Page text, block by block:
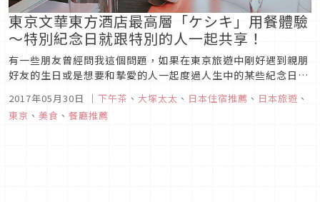
東京文華東方酒店最高層「ケシキ」用餐體驗
～特別紀念日就跟特別的人一起共享！
有一些朋友曾經問我這個問題，如果在東京旅遊中剛好遇到親朋
好友的生日或是想要和摯愛的人一起度過人生中的某些紀念日
時，可以推薦一些氣氛優雅、安靜舒適的餐廳給他們嗎？位於銀
座東方文華大飯店最高層的西式餐廳「ケシキ」(KSHIKI)會是一
個不錯的選擇。
2017年05月30日 ｜ 下午茶 、 大塚太太 、 日本住宿推薦 、 日本旅遊 、
東京 、 美食 、 餐廳推薦